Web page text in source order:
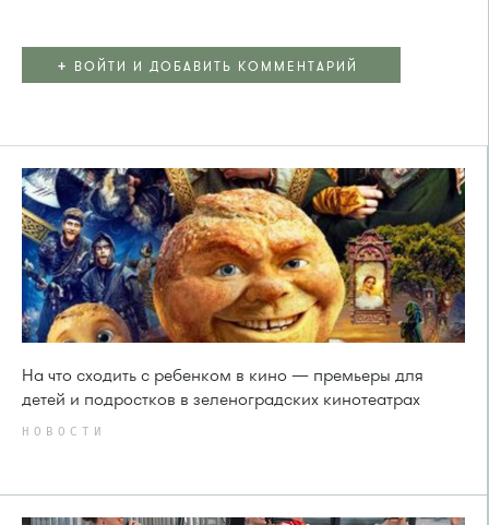
+ ВОЙТИ И ДОБАВИТЬ КОММЕНТАРИЙ
На что сходить с ребенком в кино — премьеры для
детей и подростков в зеленоградских кинотеатрах
НОВОСТИ